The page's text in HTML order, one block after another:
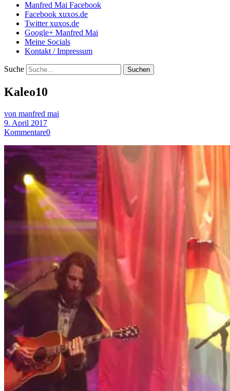
Manfred Mai Facebook
Facebook xuxos.de
Twitter xuxos.de
Google+ Manfred Mai
Meine Socials
Kontakt / Impressum
Suche
Kaleo10
von manfred mai
9. April 2017
Kommentare0